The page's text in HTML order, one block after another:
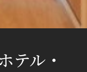
テル・